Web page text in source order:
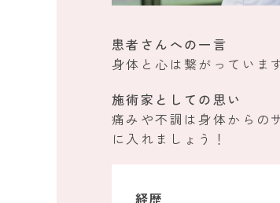
患者さんへの一言
身体と心は繋がっていま
施術家としての思い
痛みや不調は身体からの
に入れましょう！
経歴